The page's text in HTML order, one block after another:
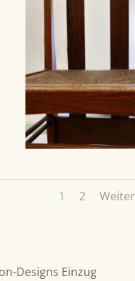
1 2 Weiter
Designs Einzug